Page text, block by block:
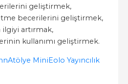
geliştirmek,
becerilerini geliştirmek,
ilgiyi artırmak,
kullanımı geliştirmek.
Atölye MiniEolo Yayıncılık